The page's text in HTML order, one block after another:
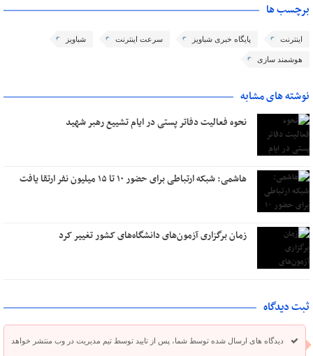
برچسب ها
اینترنت پایگاه خبری شباویز سرعت اینترنت شباویز
هوشمند سازی
نوشته های مشابه
نحوه فعالیت دفاتر پستی در ایام تشییع رهبر شهید
هاشمی: شبکه ارتباطی برای حضور ۱۰ تا ۱۵ میلیون نفر ارتقا یافت
زمان برگزاری آزمون‌های دانشگاه‌های کشور تغییر کرد
ثبت دیدگاه
دیدگاه های ارسال شده توسط شما، پس از تایید توسط تیم مدیریت در وب منتشر خواهد